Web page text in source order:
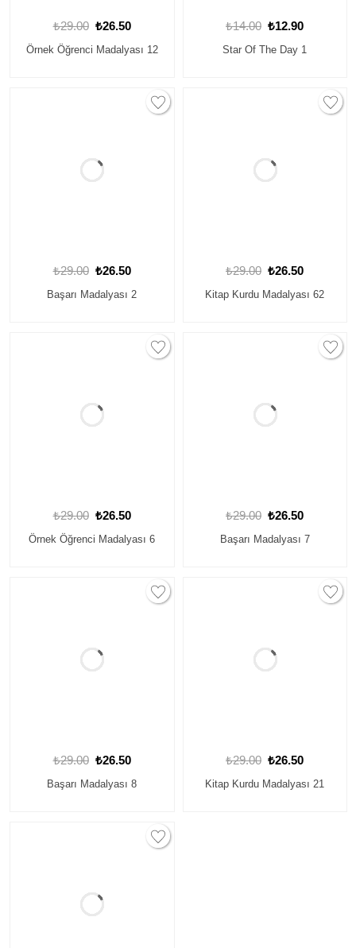
₺29.00 ₺26.50
Örnek Öğrenci Madalyası 12
₺14.00 ₺12.90
Star Of The Day 1
₺29.00 ₺26.50
Başarı Madalyası 2
₺29.00 ₺26.50
Kitap Kurdu Madalyası 62
₺29.00 ₺26.50
Örnek Öğrenci Madalyası 6
₺29.00 ₺26.50
Başarı Madalyası 7
₺29.00 ₺26.50
Başarı Madalyası 8
₺29.00 ₺26.50
Kitap Kurdu Madalyası 21